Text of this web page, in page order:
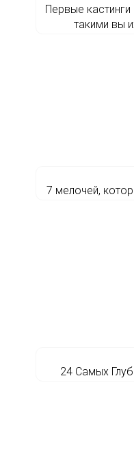
Первые кастинги
такими вы
7 мелочей,
24 Самых